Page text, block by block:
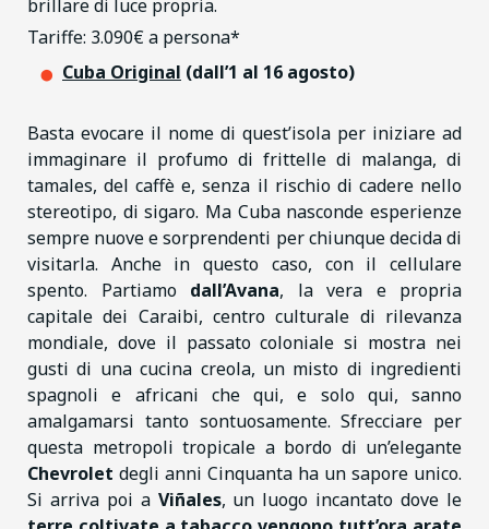
brillare di luce propria.
Tariffe: 3.090€ a persona*
Cuba Original (dall’1 al 16 agosto)
Basta evocare il nome di quest’isola per iniziare ad
immaginare il profumo di frittelle di malanga, di
tamales, del caffè e, senza il rischio di cadere nello
stereotipo, di sigaro. Ma Cuba nasconde esperienze
sempre nuove e sorprendenti per chiunque decida di
visitarla. Anche in questo caso, con il cellulare
spento. Partiamo dall’Avana, la vera e propria
capitale dei Caraibi, centro culturale di rilevanza
mondiale, dove il passato coloniale si mostra nei
gusti di una cucina creola, un misto di ingredienti
spagnoli e africani che qui, e solo qui, sanno
amalgamarsi tanto sontuosamente. Sfrecciare per
questa metropoli tropicale a bordo di un’elegante
Chevrolet degli anni Cinquanta ha un sapore unico.
Si arriva poi a Viñales, un luogo incantato dove le